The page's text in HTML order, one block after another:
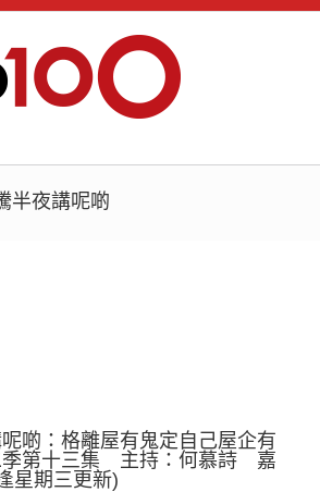
半夜講呢啲
呢啲：格離屋有鬼定自己屋企有
季第十三集 主持：何慕詩 嘉
星期三更新)